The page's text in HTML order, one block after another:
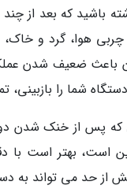
باشید که بعد از
هوا، گرد و
باعث ضعیف شدن
شما را بازبینی،
که پس از خنک شدن
است، بهتر است با
از حد می تواند به